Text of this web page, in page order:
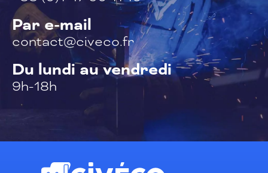
Par e-mail
contact@civeco.fr
Du lundi au vendredi
9h-18h